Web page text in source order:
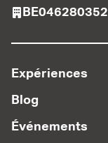
Expériences
Blog
Événements